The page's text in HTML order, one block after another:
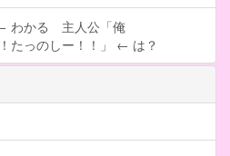
わかる 主人公「俺
たっのしー！！」 ← は？